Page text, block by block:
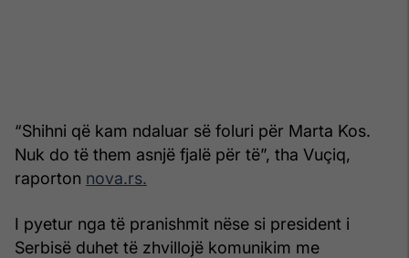
“Shihni që kam ndaluar së foluri për Marta Kos.
Nuk do të them asnjë fjalë për të”, tha Vuçiq,
raporton nova.rs.
I pyetur nga të pranishmit nëse si president i
Serbisë duhet të zhvillojë komunikim me